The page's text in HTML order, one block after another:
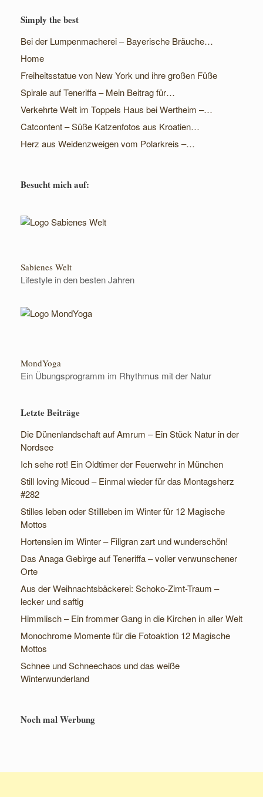
Simply the best
Bei der Lumpenmacherei – Bayerische Bräuche…
Home
Freiheitsstatue von New York und ihre großen Füße
Spirale auf Teneriffa – Mein Beitrag für…
Verkehrte Welt im Toppels Haus bei Wertheim –…
Catcontent – Süße Katzenfotos aus Kroatien…
Herz aus Weidenzweigen vom Polarkreis –…
Besucht mich auf:
Sabienes Welt
Lifestyle in den besten Jahren
MondYoga
Ein Übungsprogramm im Rhythmus mit der Natur
Letzte Beiträge
Die Dünenlandschaft auf Amrum – Ein Stück Natur in der
Nordsee
Ich sehe rot! Ein Oldtimer der Feuerwehr in München
Still loving Micoud – Einmal wieder für das Montagsherz
#282
Stilles leben oder Stillleben im Winter für 12 Magische
Mottos
Hortensien im Winter – Filigran zart und wunderschön!
Das Anaga Gebirge auf Teneriffa – voller verwunschener
Orte
Aus der Weihnachtsbäckerei: Schoko-Zimt-Traum –
lecker und saftig
Himmlisch – Ein frommer Gang in die Kirchen in aller Welt
Monochrome Momente für die Fotoaktion 12 Magische
Mottos
Schnee und Schneechaos und das weiße
Winterwunderland
Noch mal Werbung